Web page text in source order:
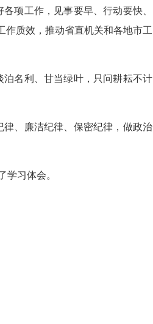
项工作，见事要早、行动要快、
作质效，推动省直机关和各地市工
名利、甘当绿叶，只问耕耘不计
、廉洁纪律、保密纪律，做政治
习体会。